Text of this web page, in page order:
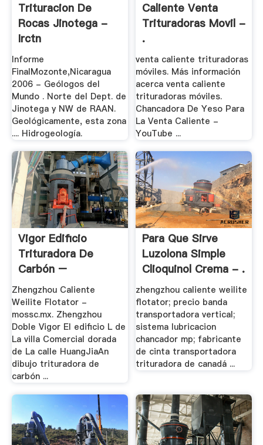
Trituracion De
Rocas Jinotega -
Irctn
Informe
FinalMozonte,Nicaragua
2006 - Geólogos del
Mundo . Norte del Dept. de
Jinotega y NW de RAAN.
Geológicamente, esta zona
.... Hidrogeología.
Caliente Venta
Trituradoras Movil -
.
venta caliente trituradoras
móviles. Más información
acerca venta caliente
trituradoras móviles.
Chancadora De Yeso Para
La Venta Caliente -
YouTube ...
Vigor Edificio
Trituradora De
Carbón –
Trituradora .
Zhengzhou Caliente
Weilite Flotator -
mossc.mx. Zhengzhou
Doble Vigor El edificio L de
La villa Comercial dorada
de La calle HuangJiaAn
dibujo trituradora de
carbón ...
Para Que Sirve
Luzolona Simple
Clioquinol Crema - .
zhengzhou caliente weilite
flotator; precio banda
transportadora vertical;
sistema lubricacion
chancador mp; fabricante
de cinta transportadora
trituradora de canadá ...